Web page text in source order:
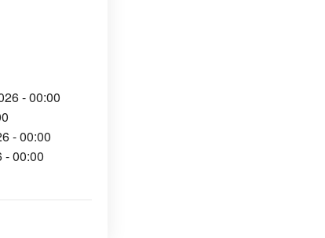
- 00:00
- 00:00
- 00:00